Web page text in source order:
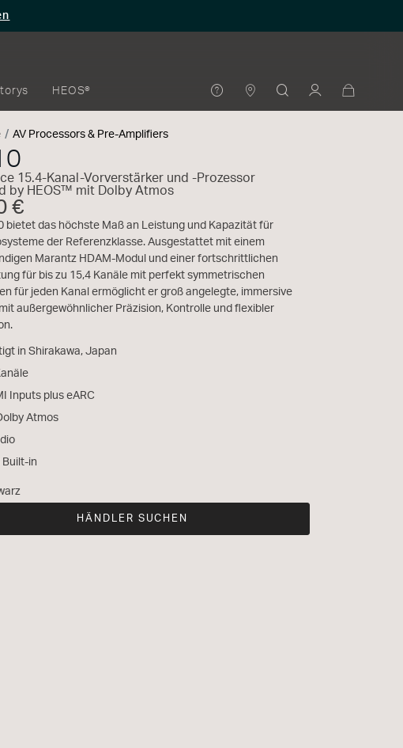
HEOS®
AV Processors & Pre-Amplifiers
15.4-Kanal-Vorverstärker und -Prozessor
by HEOS™ mit Dolby Atmos
€
bietet das höchste Maß an Leistung und Kapazität für
der Referenzklasse. Ausgestattet mit einem
Marantz HDAM-Modul und einer fortschrittlichen
für bis zu 15,4 Kanäle mit perfekt symmetrischen
für jeden Kanal ermöglicht er groß angelegte, immersive
außergewöhnlicher Präzision, Kontrolle und flexibler
in Shirakawa, Japan
Inputs plus eARC
Atmos
Built-in
HÄNDLER SUCHEN